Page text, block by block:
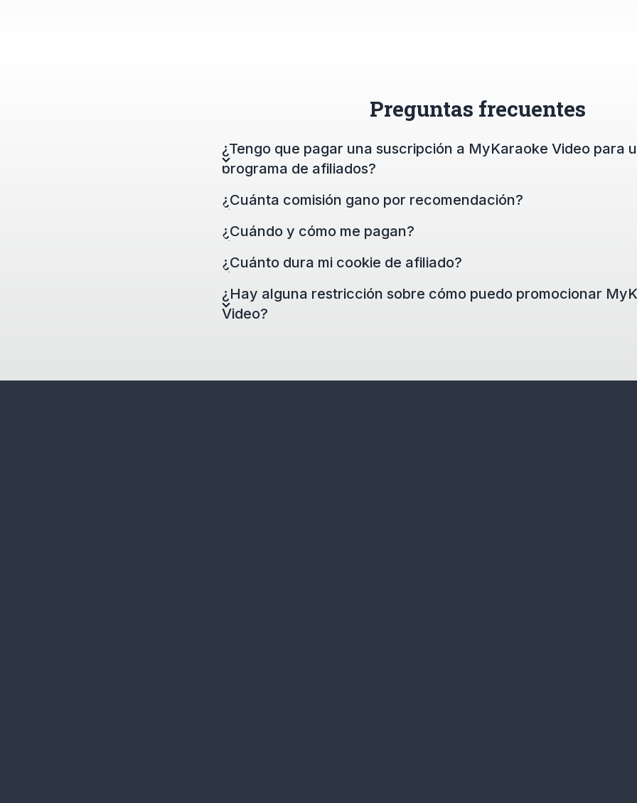
Preguntas frecuentes
¿Tengo que pagar una suscripción a MyKaraoke Video para
programa de afiliados?
¿Cuánta comisión gano por recomendación?
¿Cuándo y cómo me pagan?
¿Cuánto dura mi cookie de afiliado?
¿Hay alguna restricción sobre cómo puedo promocionar
Video?